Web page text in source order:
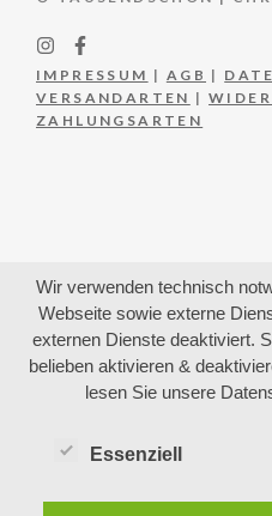
IMPRESSUM | AGB |
VERSANDARTEN |
ZAHLUNGSARTEN
Wir verwenden technisch
Webseite sowie externe
externen Dienste deaktiviert.
belieben aktivieren &
lesen Sie unsere
Essenziell